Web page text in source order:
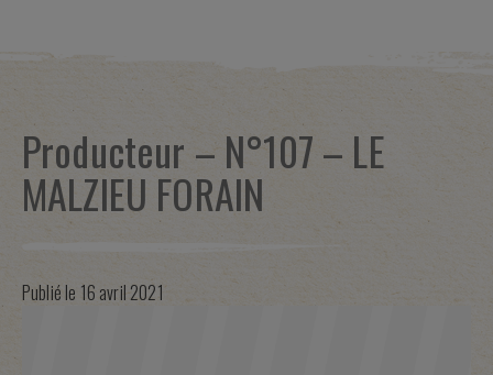
Producteur – N°107 – LE
MALZIEU FORAIN
Publié le 16 avril 2021